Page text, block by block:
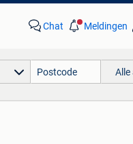
Chat Meldingen